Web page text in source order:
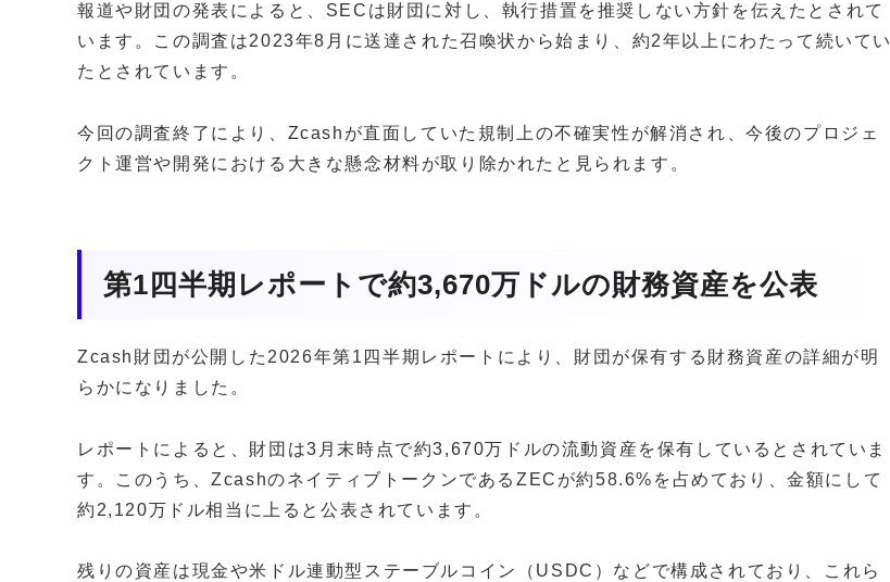
報道や財団の発表によると、SECは財団に対し、執行措置を推奨しない方針を伝えたとされて
います。この調査は2023年8月に送達された召喚状から始まり、約2年以上にわたって続いてい
たとされています。
今回の調査終了により、Zcashが直面していた規制上の不確実性が解消され、今後のプロジェ
クト運営や開発における大きな懸念材料が取り除かれたと見られます。
第1四半期レポートで約3,670万ドルの財務資産を公表
Zcash財団が公開した2026年第1四半期レポートにより、財団が保有する財務資産の詳細が明
らかになりました。
レポートによると、財団は3月末時点で約3,670万ドルの流動資産を保有しているとされていま
す。このうち、ZcashのネイティブトークンであるZECが約58.6%を占めており、金額にして
約2,120万ドル相当に上ると公表されています。
残りの資産は現金や米ドル連動型ステーブルコイン（USDC）などで構成されており、これら